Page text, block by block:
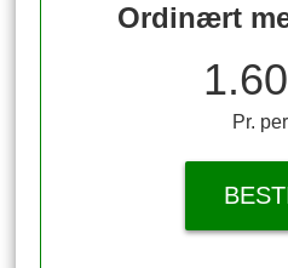
Ordinært
Pr.